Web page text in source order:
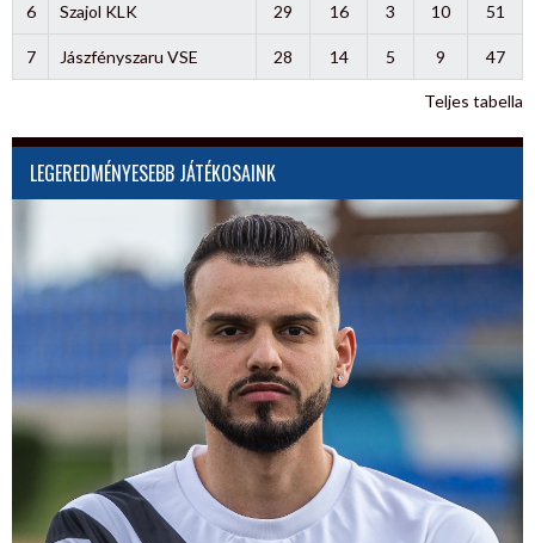
6 Szajol KLK 29 16 3 10 51
7 Jászfényszaru VSE 28 14 5 9 47
Teljes tabella
LEGEREDMÉNYESEBB JÁTÉKOSAINK